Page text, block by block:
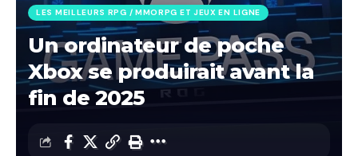
LES MEILLEURS RPG / MMORPG ET JEUX EN LIGNE
Un ordinateur de poche
Xbox se produirait avant la
fin de 2025